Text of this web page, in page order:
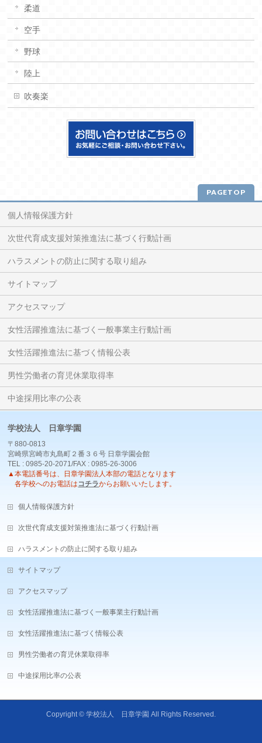
柔道
空手
野球
陸上
吹奏楽
PAGETOP
個人情報保護方針
次世代育成支援対策推進法に基づく行動計画
ハラスメントの防止に関する取り組み
サイトマップ
アクセスマップ
女性活躍推進法に基づく一般事業主行動計画
女性活躍推進法に基づく情報公表
男性労働者の育児休業取得率
中途採用比率の公表
学校法人 日章学園
〒880-0813
宮崎県宮崎市丸島町２番３６号 日章学園会館
TEL : 0985-20-2071/FAX : 0985-26-3006
▲本電話番号は、日章学園法人本部の電話となります
各学校へのお電話は コチラからお願いいたします。
個人情報保護方針
次世代育成支援対策推進法に基づく行動計画
ハラスメントの防止に関する取り組み
サイトマップ
アクセスマップ
女性活躍推進法に基づく一般事業主行動計画
女性活躍推進法に基づく情報公表
男性労働者の育児休業取得率
中途採用比率の公表
Copyright © 学校法人 日章学園 All Rights Reserved.